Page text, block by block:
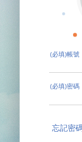
(必填)帳號
(必填)密碼
忘記密